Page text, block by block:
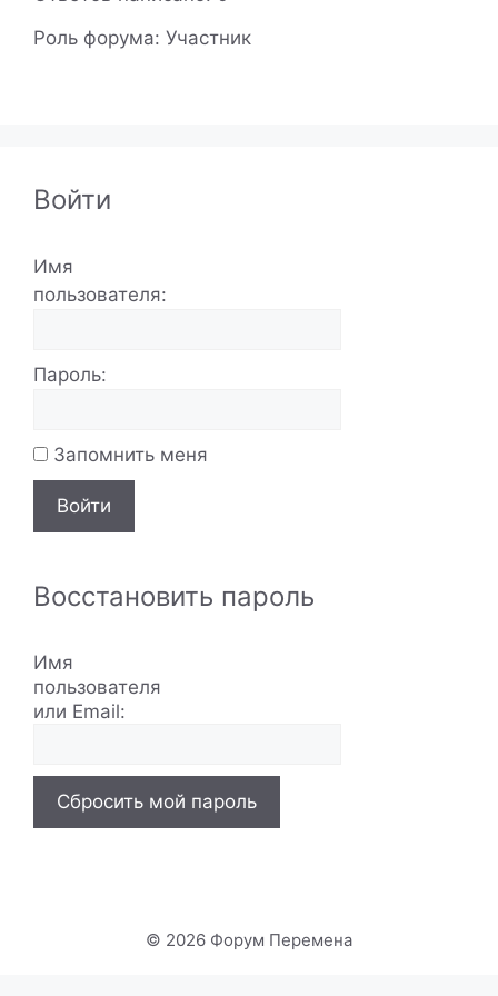
Роль форума: Участник
Войти
Имя
пользователя:
Пароль:
Запомнить меня
Войти
Восстановить пароль
Имя
пользователя
или Email:
Сбросить мой пароль
© 2026 Форум Перемена